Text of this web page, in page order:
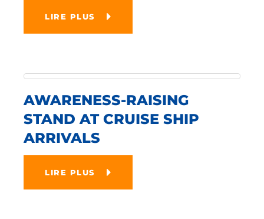
LIRE PLUS
AWARENESS-RAISING
STAND AT CRUISE SHIP
ARRIVALS
LIRE PLUS